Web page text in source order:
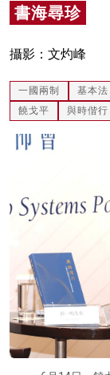
書海尋珍
攝影：文灼峰
一國兩制 基本法
饒戈平
與時偕行